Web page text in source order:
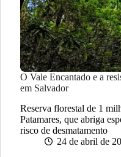
O Vale Encantado e a
em Salvador
Reserva florestal de 1
Patamares, que abriga
risco de desmatamento
24 de abril de